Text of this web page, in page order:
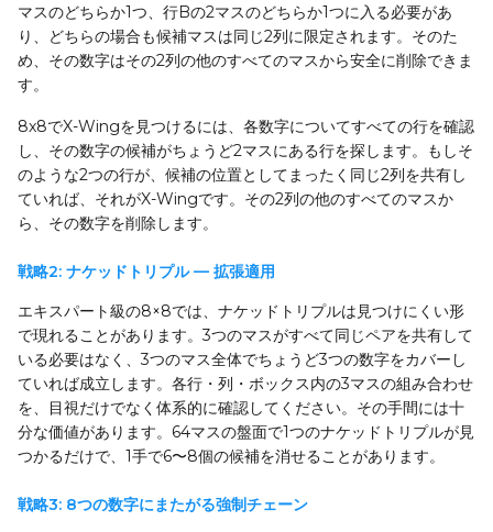
マスのどちらか1つ、行Bの2マスのどちらか1つに入る必要があ
り、どちらの場合も候補マスは同じ2列に限定されます。そのた
め、その数字はその2列の他のすべてのマスから安全に削除できま
す。
8x8でX-Wingを見つけるには、各数字についてすべての行を確認
し、その数字の候補がちょうど2マスにある行を探します。もしそ
のような2つの行が、候補の位置としてまったく同じ2列を共有し
ていれば、それがX-Wingです。その2列の他のすべてのマスか
ら、その数字を削除します。
戦略2: ナケッドトリプル — 拡張適用
エキスパート級の8×8では、ナケッドトリプルは見つけにくい形
で現れることがあります。3つのマスがすべて同じペアを共有して
いる必要はなく、3つのマス全体でちょうど3つの数字をカバーし
ていれば成立します。各行・列・ボックス内の3マスの組み合わせ
を、目視だけでなく体系的に確認してください。その手間には十
分な価値があります。64マスの盤面で1つのナケッドトリプルが見
つかるだけで、1手で6〜8個の候補を消せることがあります。
戦略3: 8つの数字にまたがる強制チェーン